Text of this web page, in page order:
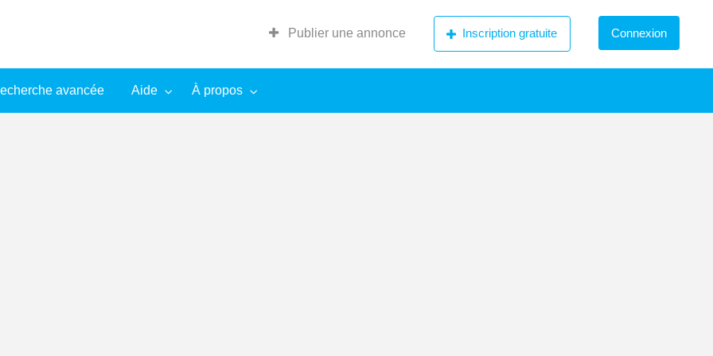
Publier une annonce Inscription gratuite Connexion
avancée Aide À propos